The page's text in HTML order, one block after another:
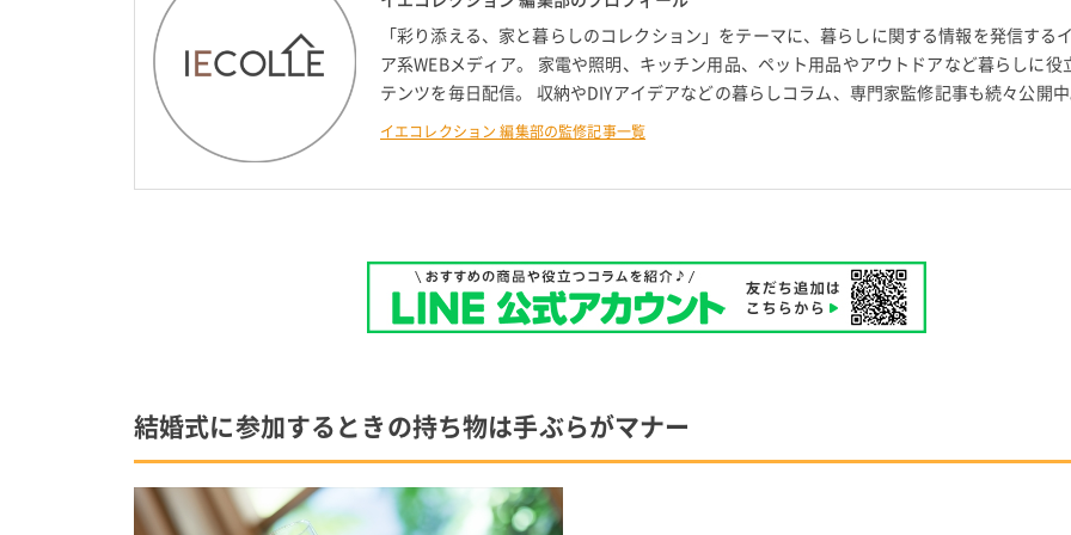
「彩り添える、家と暮らしのコレクション」をテーマに、暮らしに関する情報を発信する
ア系WEBメディア。 家電や照明、キッチン用品、ペット用品やアウトドアなど暮らしに役
テンツを毎日配信。 収納やDIYアイデアなどの暮らしコラム、専門家監修記事も続々公開中
イエコレクション 編集部の監修記事一覧
結婚式に参加するときの持ち物は手ぶらがマナー